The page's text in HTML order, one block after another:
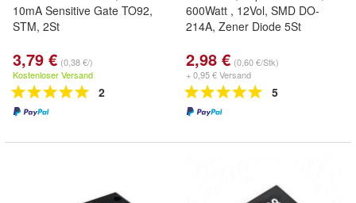
10mA Sensitive Gate TO92,
STM, 2St
3,79 € (0,38 €/)
Kostenloser Versand
2
600Watt , 12Vol, SMD DO-
214A, Zener Diode 5St
2,98 € (0,60 €/Stk)
+ 0,95 € Versand
5